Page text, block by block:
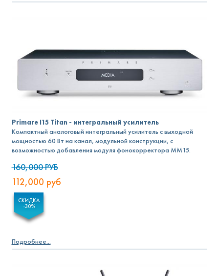
Primare I15 Titan - интегральный усилитель
Компактный аналоговый интегральный усилитель с выходной
мощностью 60 Вт на канал, модульной конструкции, с
возможностью добавления модуля фонокорректора MM15.
160,000РУБ
112,000 руб
СКИДКА
-30%
Подробнее...